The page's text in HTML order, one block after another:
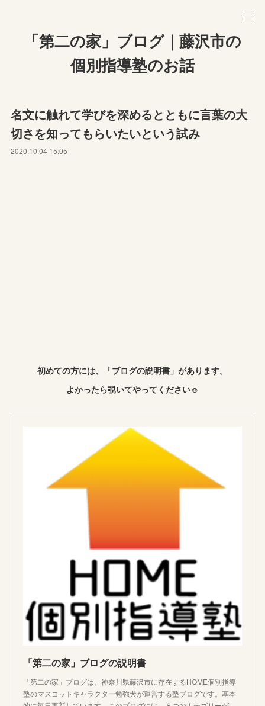
「第二の家」ブログ｜藤沢市の
個別指導塾のお話
名文に触れて学びを深めるとともに言葉の大
切さを知ってもらいたいという試み
2020.10.04 15:05
初めての方には、「ブログの説明書」があります。
よかったら覗いてやってください☺︎
「第二の家」ブログの説明書
「第二の家」ブログは、神奈川県藤沢市に存在するHOME個別指導
塾のマスコットキャラクター勉強犬が運営する塾ブログです。基本